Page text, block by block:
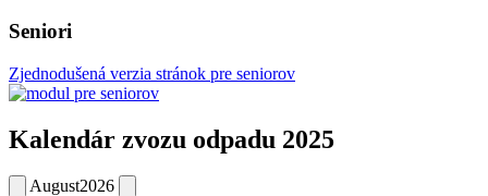
Seniori
Zjednodušená verzia stránok pre seniorov
Kalendár zvozu odpadu 2025
August2026